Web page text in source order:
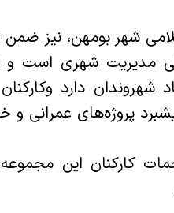
شهر بومهن، نیز ضمن
مدیریت شهری است
شهروندان دارد
پروژه‌های عمرانی
کارکنان این